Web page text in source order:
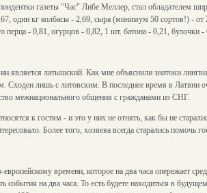
газеты "Час" Либе Меллер, стал обладателем
один кг колбасы - 2,69, сыра (минимум 50 сортов!) -
перца - 0,81, огурцов - 0,82, 1 шт. батона - 0,21,
латышский. Как мне объяснили знатоки
Сходен лишь с литовским. В последнее время в Латвии
межнационального общения с гражданами из СНГ.
к гостям - и это у них не отнять, как бы не
Более того, хозяева всегда старались
времени, которое на два часа опережает
события на два часа. То есть будете находиться в